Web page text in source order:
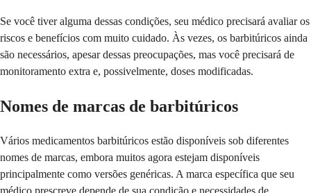
Se você tiver alguma dessas condições, seu médico precisará avaliar os
riscos e benefícios com muito cuidado. Às vezes, os barbitúricos ainda
são necessários, apesar dessas preocupações, mas você precisará de
monitoramento extra e, possivelmente, doses modificadas.
Nomes de marcas de barbitúricos
Vários medicamentos barbitúricos estão disponíveis sob diferentes
nomes de marcas, embora muitos agora estejam disponíveis
principalmente como versões genéricas. A marca específica que seu
médico prescreve depende de sua condição e necessidades de